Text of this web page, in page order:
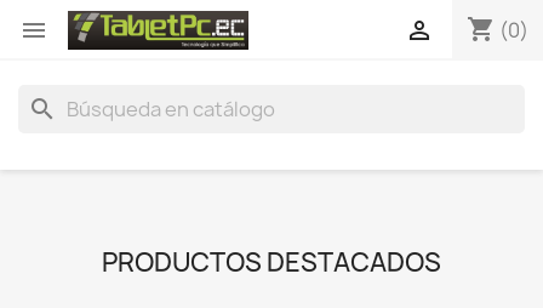
 shopping_cart (0)

search
PRODUCTOS DESTACADOS